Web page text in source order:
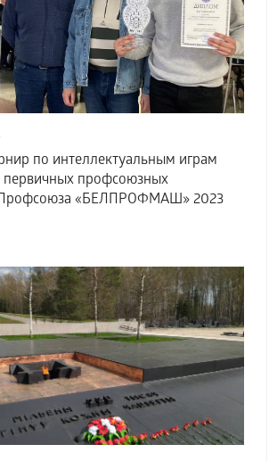
по интеллектуальным играм
первичных профсоюзных
Профсоюза «БЕЛПРОФМАШ» 2023